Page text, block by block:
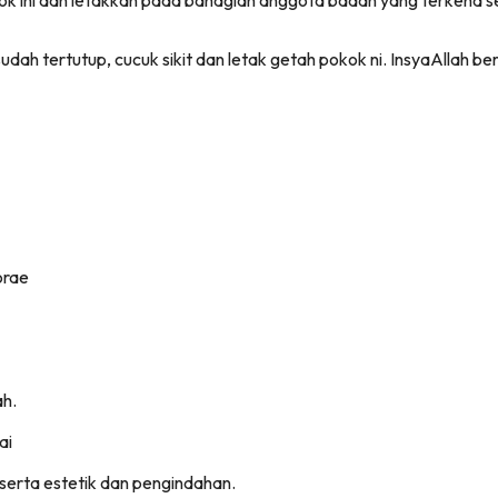
tertutup, cucuk sikit dan letak getah pokok ni. InsyaAllah
estetik dan pengindahan.